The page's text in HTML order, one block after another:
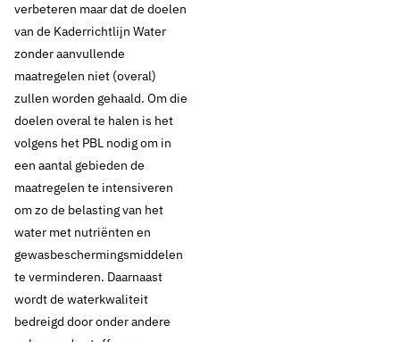
verbeteren maar dat de doelen
van de Kaderrichtlijn Water
zonder aanvullende
maatregelen niet (overal)
zullen worden gehaald. Om die
doelen overal te halen is het
volgens het PBL nodig om in
een aantal gebieden de
maatregelen te intensiveren
om zo de belasting van het
water met nutriënten en
gewasbeschermingsmiddelen
te verminderen. Daarnaast
wordt de waterkwaliteit
bedreigd door onder andere